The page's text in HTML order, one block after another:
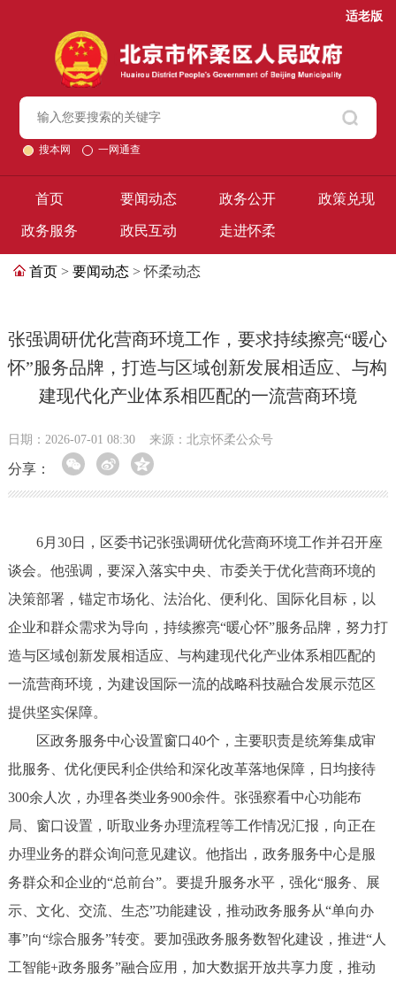
适老版
搜本网 一网通查
首页 要闻动态 政务公开 政策兑现
政务服务 政民互动 走进怀柔
首页 > 要闻动态 > 怀柔动态
张强调研优化营商环境工作，要求持续擦亮“暖心
怀”服务品牌，打造与区域创新发展相适应、与构
建现代化产业体系相匹配的一流营商环境
日期：2026-07-01 08:30 来源：北京怀柔公众号
分享：
6月30日，区委书记张强调研优化营商环境工作并召开座
谈会。他强调，要深入落实中央、市委关于优化营商环境的
决策部署，锚定市场化、法治化、便利化、国际化目标，以
企业和群众需求为导向，持续擦亮“暖心怀”服务品牌，努力打
造与区域创新发展相适应、与构建现代化产业体系相匹配的
一流营商环境，为建设国际一流的战略科技融合发展示范区
提供坚实保障。
区政务服务中心设置窗口40个，主要职责是统筹集成审
批服务、优化便民利企供给和深化改革落地保障，日均接待
300余人次，办理各类业务900余件。张强察看中心功能布
局、窗口设置，听取业务办理流程等工作情况汇报，向正在
办理业务的群众询问意见建议。他指出，政务服务中心是服
务群众和企业的“总前台”。要提升服务水平，强化“服务、展
示、文化、交流、生态”功能建设，推动政务服务从“单向办
事”向“综合服务”转变。要加强政务服务数智化建设，推进“人
工智能+政务服务”融合应用，加大数据开放共享力度，推动